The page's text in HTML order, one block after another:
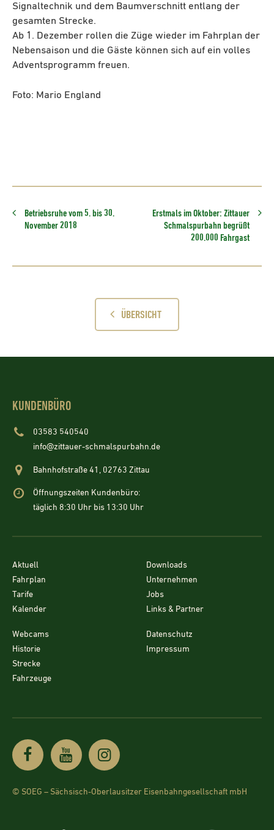
Signaltechnik und dem Baumverschnitt entlang der
gesamten Strecke.
Ab 1. Dezember rollen die Züge wieder im Fahrplan der
Nebensaison und die Gäste können sich auf ein volles
Adventsprogramm freuen.
Foto: Mario England
Betriebsruhe vom 5. bis 30.
November 2018
Erstmals im Oktober: Zittauer
Schmalspurbahn begrüßt
200.000 Fahrgast
ÜBERSICHT
KUNDENBÜRO
03583 540540
info@zittauer-schmalspurbahn.de
Bahnhofstraße 41, 02763 Zittau
Öffnungszeiten Kundenbüro:
täglich 8:30 Uhr bis 13:30 Uhr
Aktuell
Fahrplan
Tarife
Kalender
Downloads
Unternehmen
Jobs
Links & Partner
Webcams
Historie
Strecke
Fahrzeuge
Datenschutz
Impressum
© SOEG – Sächsisch-Oberlausitzer Eisenbahngesellschaft mbH